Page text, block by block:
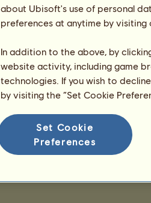
about Ubisoft's use of personal
preferences at anytime by
In addition to the above, by
website activity, including game
technologies. If you wish to
by visiting the “Set Cookie
Set Cookie
Preferences